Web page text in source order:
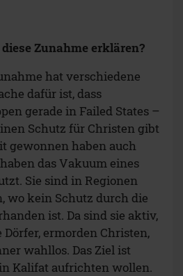
Zunahme erklären?
hat verschiedene
dafür ist, dass
gerade in Failed States –
Schutz für Christen gibt
gewonnen haben auch
das Vakuum eines
Sie sind in Regionen
wo kein Schutz durch die
ist. Da sind sie aktiv,
ermorden Christen,
wahllos. Das Ziel ist
Kalifat aufrichten wollen.